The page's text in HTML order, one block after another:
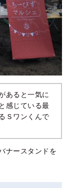
あると一気に
感じている最
Ｓワンくんで
ナースタンドを